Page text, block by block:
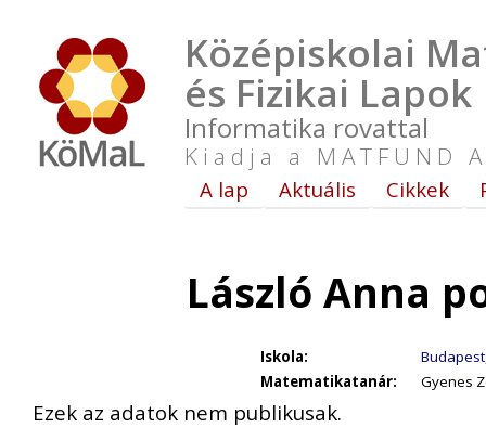
Középiskolai
és Fizikai Lapok
Informatika rovattal
Kiadja a MATFUND
A lap Aktuális Cikkek
László Anna
Iskola:
Matematikatanár:
Gyenes
Ezek az adatok nem publikusak.